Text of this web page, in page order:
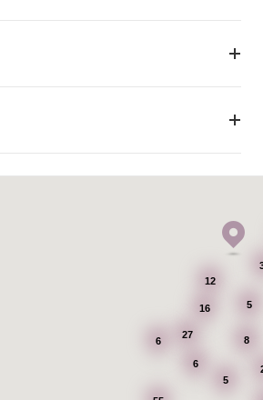
27
12
6
8
5
6
5
16